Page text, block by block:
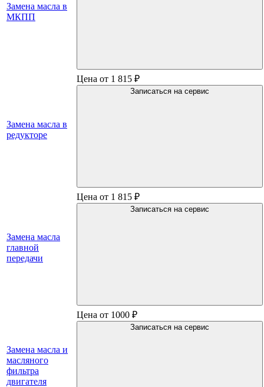
Замена масла в
МКПП
Замена масла в
редукторе
Цена от 1 815 ₽
Записаться на сервис
Замена масла
главной
передачи
Цена от 1 815 ₽
Записаться на сервис
Замена масла и
масляного
фильтра
двигателя
Цена от 1000 ₽
Записаться на сервис